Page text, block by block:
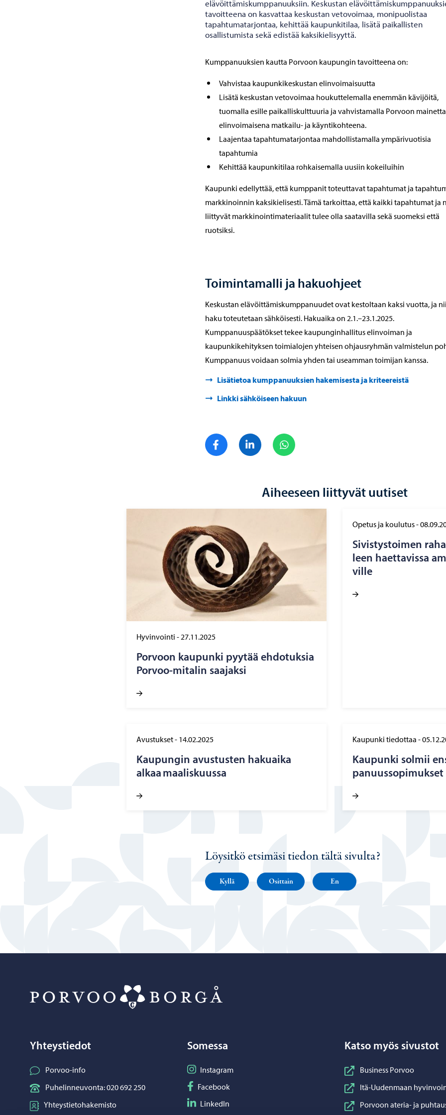
elävöittämiskumppanuuksiin. Keskustan
tavoitteena on kasvattaa keskustan vetovoimaa, monipuolistaa
tapahtumatarjontaa, kehittää kaupunkitilaa, lisätä paikallisten
osallistumista sekä edistää kaksikielisyyttä.
Kumppanuuksien kautta Porvoon kaupungin tavoitteena on:
Vahvistaa kaupunkikeskustan elinvoimaisuutta
Lisätä keskustan vetovoimaa houkuttelemalla enemmän kävijöitä,
tuomalla esille paikalliskulttuuria ja vahvistamalla Porvoon mainetta
elinvoimaisena matkailu- ja käyntikohteena.
Laajentaa tapahtumatarjontaa mahdollistamalla ympärivuotisia
tapahtumia
Kehittää kaupunkitilaa rohkaisemalla uusiin kokeiluihin
Kaupunki edellyttää, että kumppanit toteuttavat tapahtumat ja
markkinoinnin kaksikielisesti. Tämä tarkoittaa, että kaikki tapahtumat ja
liittyvät markkinointimateriaalit tulee olla saatavilla sekä suomeksi että
ruotsiksi.
Toimintamalli ja hakuohjeet
Keskustan elävöittämiskumppanuudet ovat kestoltaan kaksi vuotta, ja
haku toteutetaan sähköisesti. Hakuaika on 2.1.–23.1.2025.
Kumppanuuspäätökset tekee kaupunginhallitus elinvoiman ja
kaupunkikehityksen toimialojen yhteisen ohjausryhmän valmistelun
Kumppanuus voidaan solmia yhden tai useamman toimijan kanssa.
Lisätietoa kumppanuuksien hakemisesta ja kriteereistä
Linkki sähköiseen hakuun
Jaa FacebookJaa LinkedIn
Aiheeseen liittyvät uutiset
Hyvinvointi -27.11.2025
Por­voon kau­pun­ki pyy­tää eh­do­tuk­sia
Porvoo-​mitalin saa­jak­si
Opetus ja koulutus-
Si­vis­tys­toi­men
leen haet­ta­vis­sa
vil­le
Avustukset- 14.02.2025
Kau­pun­gin avus­tus­ten ha­kuai­ka
alkaa maa­lis­kuus­sa
Kaupunki tiedottaa -
Kau­pun­ki sol­mii
pa­nuus­so­pi­muk­set
Löysitkö etsimäsi tiedon tältä sivulta?
Kyllä Osittain En
Yhteystiedot
Porvoo-info
Puhelinneuvonta: 020 692 250
Yhteystietohakemisto
Somessa
Seuraa Instagram
Instagram
Seuraa Facebook
Facebook
Seuraa LinkedIn
LinkedIn
Katso myös sivustot
Business Porvoo
Itä-Uudenmaan
Porvoon ateria- ja